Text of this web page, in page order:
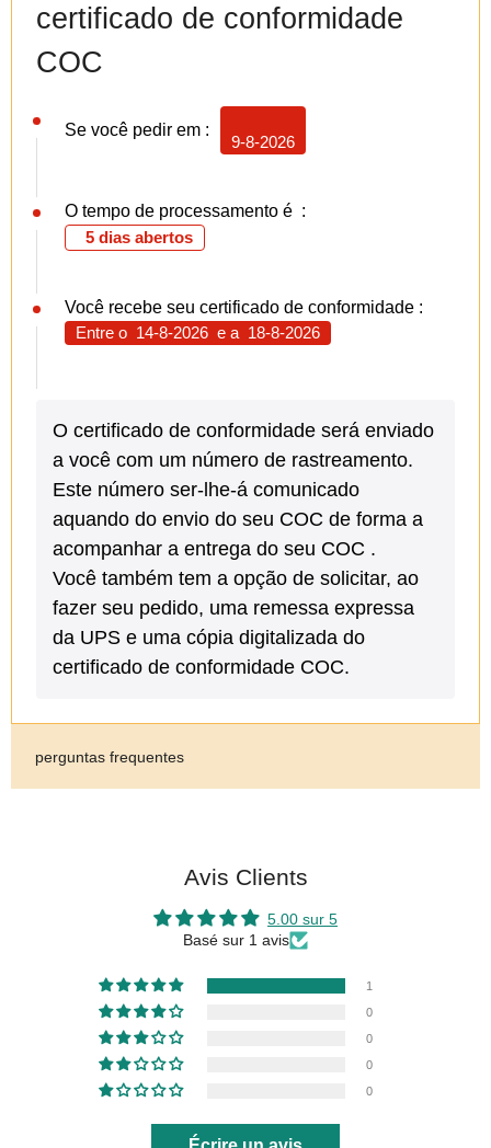
certificado de conformidade
COC
Se você pedir em :
9-8-2026
O tempo de processamento é :
5 dias abertos
Você recebe seu certificado de conformidade :
Entre o 14-8-2026e a 18-8-2026
O certificado de conformidade será enviado
a você com um número de rastreamento.
Este número ser-lhe-á comunicado
aquando do envio do seu COC de forma a
acompanhar a entrega do seu COC .
Você também tem a opção de solicitar, ao
fazer seu pedido, uma remessa expressa
da UPS e uma cópia digitalizada do
certificado de conformidade COC.
perguntas frequentes
Avis Clients
5.00 sur 5
Basé sur 1 avis
1
0
0
0
0